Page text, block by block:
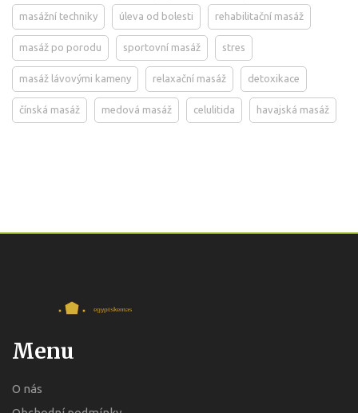
masážní techniky úleva od bolesti rehabilitační masáž
masáž po porodu sportovní masáž stres
masáž lávovými kameny relaxační masáž detoxikace
čínská masáž medová masáž celulitida havajská masáž
Menu
O nás